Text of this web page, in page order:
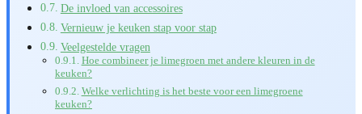
De invloed van accessoires
Vernieuw je keuken stap voor stap
Veelgestelde vragen
Hoe combineer je limegroen met andere kleuren in de
keuken?
Welke verlichting is het beste voor een limegroene
keuken?